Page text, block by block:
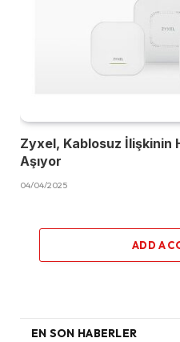
Zyxel, Kablosuz İlişkinin
Aşıyor
04/04/2025
ADD A
EN SON HABERLER